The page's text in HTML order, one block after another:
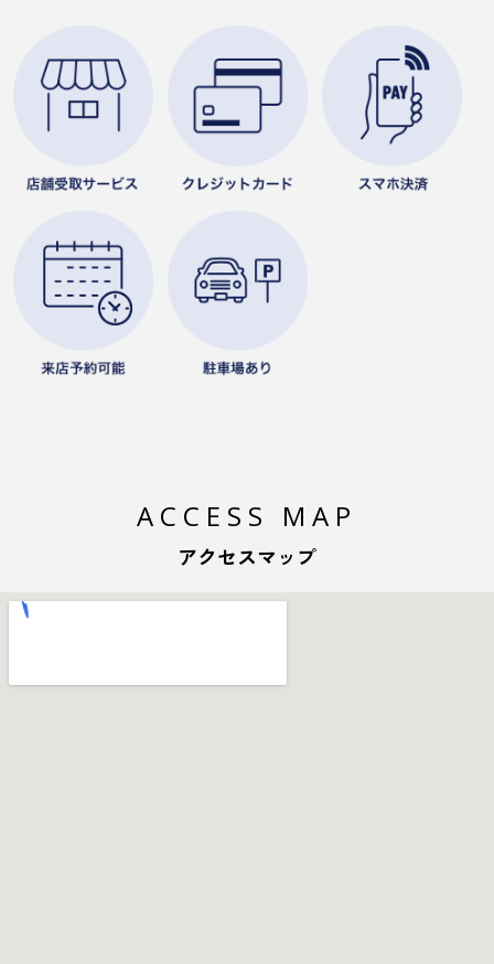
ACCESS MAP
アクセスマップ